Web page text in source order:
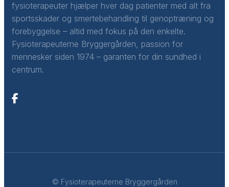
fysioterapeuter hjælper hver dag patienter med alt fra
sportsskader og smertebehandling til genoptræning og
forebyggelse – altid med fokus på den enkelte.
Fysioterapeuterne Bryggergården, passion for
mennesker siden 1974 – garanten for din sundhed i
centrum.
© Fysioterapeuterne Bryggergården